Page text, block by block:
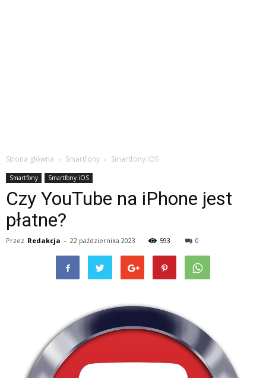
Strona główna Smartfony Smartfony iOS
Smartfony Smartfony iOS
Czy YouTube na iPhone jest
płatne?
Przez Redakcja - 22 października 2023 593 0